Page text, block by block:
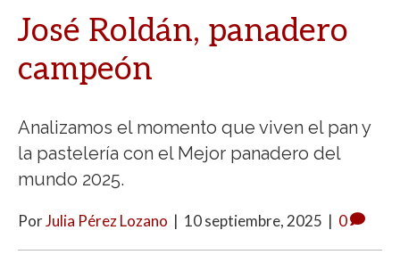
José Roldán, panadero
campeón
Analizamos el momento que viven el pan y
la pastelería con el Mejor panadero del
mundo 2025.
PorJulia Pérez Lozano | 10 septiembre, 2025 | 0